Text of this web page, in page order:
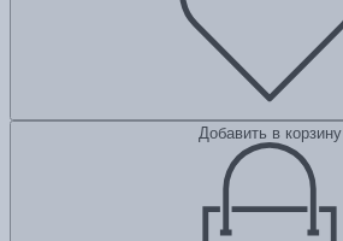
Добавить в корзину